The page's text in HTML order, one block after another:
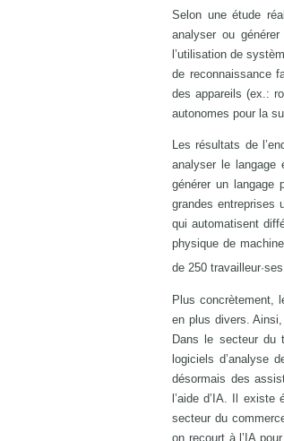
Selon une étude
analyser ou
l’utilisation de
de reconnaissance
des appareils (ex.:
autonomes pour la
Les résultats de
analyser le langage
générer un langage
grandes entreprises
qui automatisent
physique de
de 250
Plus concrètement,
en plus divers.
Dans le secteur du
logiciels d’analyse
désormais des
l’aide d’IA. Il existe
secteur du
on recourt à l’IA